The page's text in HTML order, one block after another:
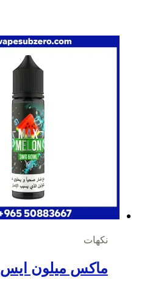
نكهات
ماكس ميلون ايس